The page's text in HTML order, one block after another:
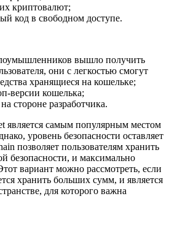
криптовалют;
код в свободном доступе.
вышло получить
они с легкостью смогут
хранящиеся на кошельке;
версии кошелька;
стороне разработчика.
является самым популярным местом
уровень безопасности оставляет
позволяет пользователям хранить
безопасности, и максимально
вариант можно рассмотреть, если
хранить больших сумм, и является
для которого важна